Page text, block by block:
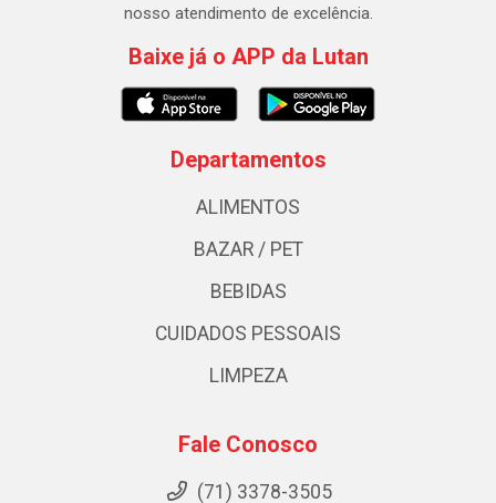
nosso atendimento de excelência.
Baixe já o APP da Lutan
Departamentos
ALIMENTOS
BAZAR / PET
BEBIDAS
CUIDADOS PESSOAIS
LIMPEZA
Fale Conosco
(71) 3378-3505